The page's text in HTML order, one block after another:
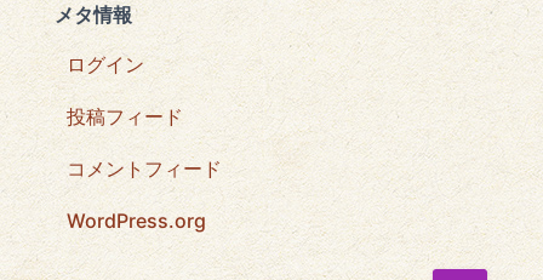
メタ情報
ログイン
投稿フィード
コメントフィード
WordPress.org